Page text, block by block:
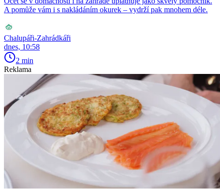
A pomůže vám i s nakládáním okurek – vydrží pak mnohem déle.
Chalupáři-Zahrádkáři
dnes, 10:58
2 min
Reklama